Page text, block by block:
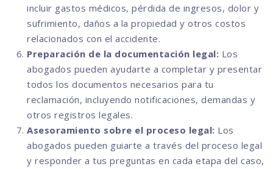
incluir gastos médicos, pérdida de ingresos, dolor y
sufrimiento, daños a la propiedad y otros costos
relacionados con el accidente.
Preparación de la documentación legal: Los
abogados pueden ayudarte a completar y presentar
todos los documentos necesarios para tu
reclamación, incluyendo notificaciones, demandas y
otros registros legales.
Asesoramiento sobre el proceso legal: Los
abogados pueden guiarte a través del proceso legal
y responder a tus preguntas en cada etapa del caso,